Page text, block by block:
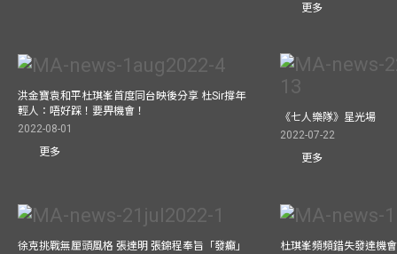
更多
洪金寶袁和平杜琪峯首度同台映後分享 杜Sir撐年
輕人：唔好踩！要畀機會！
2022-08-01
更多
《七人樂隊》星光場
2022-07-22
更多
徐克挑戰無厘頭風格 張達明 張錦程奉旨「發癲」
杜琪峯頻頻錯失發達機